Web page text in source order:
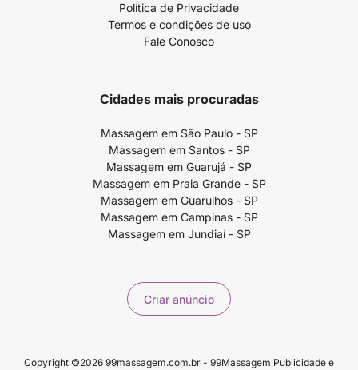
Política de Privacidade
Termos e condições de uso
Fale Conosco
Cidades mais procuradas
Massagem em São Paulo - SP
Massagem em Santos - SP
Massagem em Guarujá - SP
Massagem em Praia Grande - SP
Massagem em Guarulhos - SP
Massagem em Campinas - SP
Massagem em Jundiaí - SP
Criar anúncio
Copyright ©2026 99massagem.com.br - 99Massagem Publicidade e